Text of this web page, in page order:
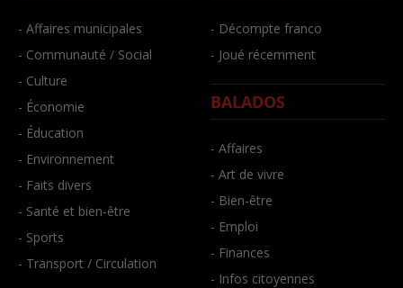
- Affaires municipales
- Communauté / Social
- Culture
- Économie
- Éducation
- Environnement
- Faits divers
- Santé et bien-être
- Sports
- Transport / Circulation
- Décompte franco
- Joué récemment
BALADOS
- Affaires
- Art de vivre
- Bien-être
- Emploi
- Finances
- Infos citoyennes